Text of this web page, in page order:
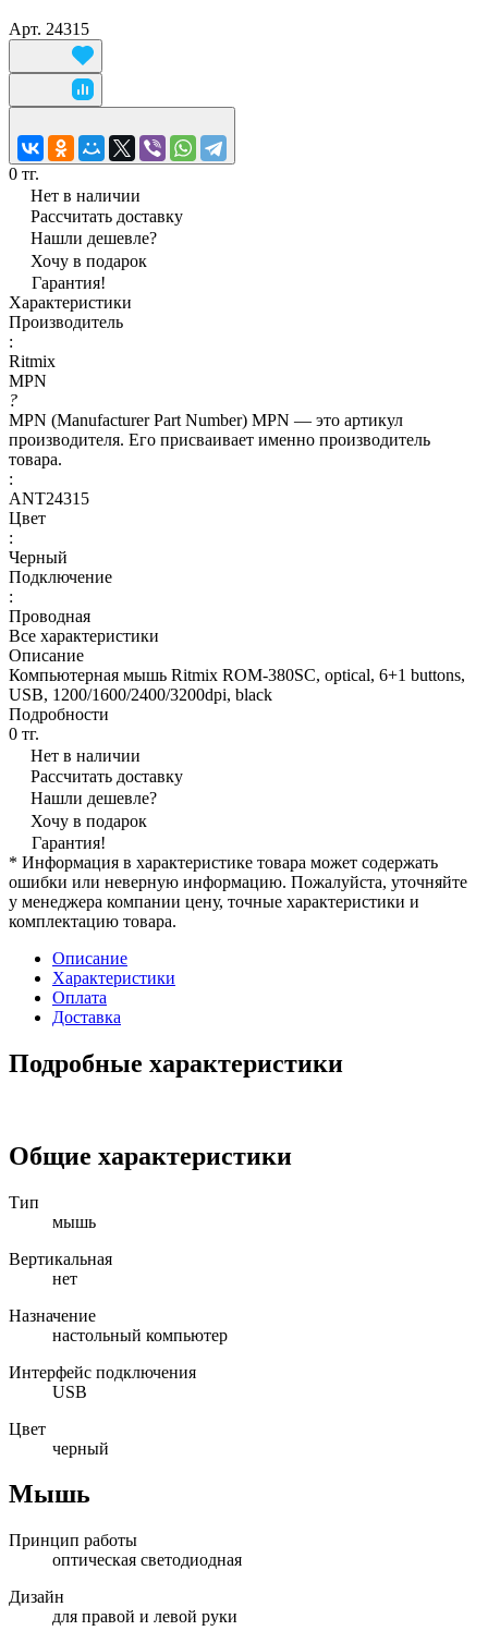
Арт. 24315
0 тг.
Нет в наличии
Рассчитать доставку
Нашли дешевле?
Хочу в подарок
Гарантия!
Характеристики
Производитель
:
Ritmix
MPN
?
MPN (Manufacturer Part Number) MPN — это артикул
производителя. Его присваивает именно производитель
товара.
:
ANT24315
Цвет
:
Черный
Подключение
:
Проводная
Все характеристики
Описание
Компьютерная мышь Ritmix ROM-380SC, optical, 6+1 buttons,
USB, 1200/1600/2400/3200dpi, black
Подробности
0 тг.
Нет в наличии
Рассчитать доставку
Нашли дешевле?
Хочу в подарок
Гарантия!
* Информация в характеристике товара может содержать
ошибки или неверную информацию. Пожалуйста, уточняйте
у менеджера компании цену, точные характеристики и
комплектацию товара.
Описание
Характеристики
Оплата
Доставка
Подробные характеристики
Общие характеристики
Тип
мышь
Вертикальная
нет
Назначение
настольный компьютер
Интерфейс подключения
USB
Цвет
черный
Мышь
Принцип работы
оптическая светодиодная
Дизайн
для правой и левой руки